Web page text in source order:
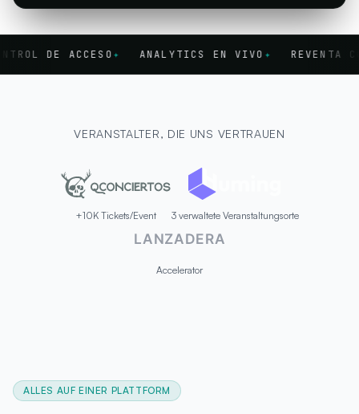
ACCESO✦ ANALYTICS EN VIVO REVENTA
VERANSTALTER, DIE UNS VERTRAUEN
+10K Tickets/Event 3 verwaltete Veranstaltungsorte
LANZADERA
Accelerator
ALLES AUF EINER PLATTFORM